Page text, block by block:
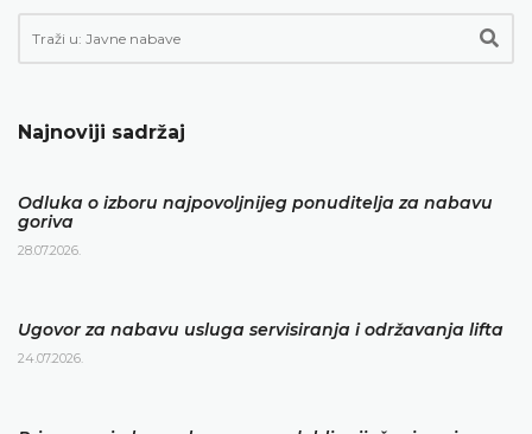
Najnoviji sadržaj
Odluka o izboru najpovoljnijeg ponuditelja za nabavu
goriva
28.07.2026.
Ugovor za nabavu usluga servisiranja i održavanja lifta
24.07.2026.